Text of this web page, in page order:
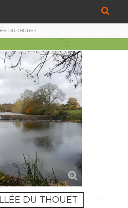
DU THOUET
DU THOUET